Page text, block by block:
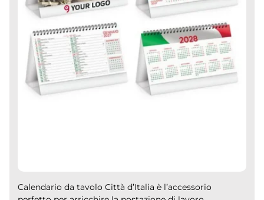
Calendario da tavolo Città d’Italia è l’accessorio